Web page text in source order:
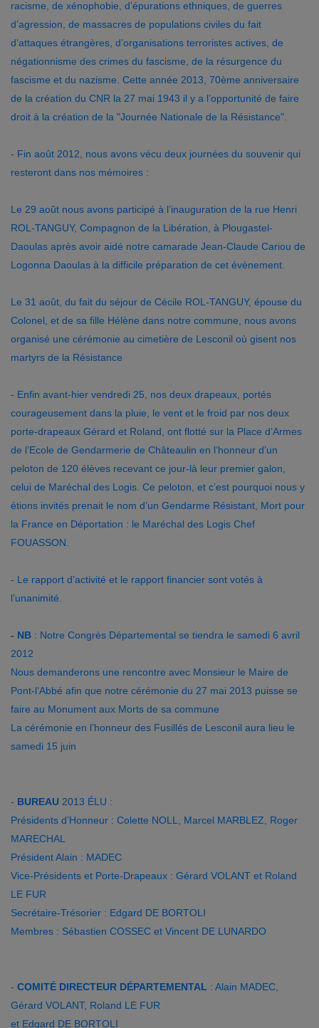
racisme, de xénophobie, d’épurations ethniques, de guerres
d’agression, de massacres de populations civiles du fait
d’attaques étrangères, d’organisations terroristes actives, de
négationnisme des crimes du fascisme, de la résurgence du
fascisme et du nazisme. Cette année 2013, 70ème anniversaire
de la création du CNR la 27 mai 1943 il y a l’opportunité de faire
droit à la création de la "Journée Nationale de la Résistance".
- Fin août 2012, nous avons vécu deux journées du souvenir qui
resteront dans nos mémoires :
Le 29 août nous avons participé à l’inauguration de la rue Henri
ROL-TANGUY, Compagnon de la Libération, à Plougastel-
Daoulas après avoir aidé notre camarade Jean-Claude Cariou de
Logonna Daoulas à la difficile préparation de cet évènement.
Le 31 août, du fait du séjour de Cécile ROL-TANGUY, épouse du
Colonel, et de sa fille Hélène dans notre commune, nous avons
organisé une cérémonie au cimetière de Lesconil où gisent nos
martyrs de la Résistance
- Enfin avant-hier vendredi 25, nos deux drapeaux, portés
courageusement dans la pluie, le vent et le froid par nos deux
porte-drapeaux Gérard et Roland, ont flotté sur la Place d’Armes
de l’Ecole de Gendarmerie de Châteaulin en l’honneur d’un
peloton de 120 élèves recevant ce jour-là leur premier galon,
celui de Maréchal des Logis. Ce peloton, et c’est pourquoi nous y
étions invités prenait le nom d’un Gendarme Résistant, Mort pour
la France en Déportation : le Maréchal des Logis Chef
FOUASSON.
- Le rapport d’activité et le rapport financier sont votés à
l’unanimité.
- NB : Notre Congrès Départemental se tiendra le samedi 6 avril
2012
Nous demanderons une rencontre avec Monsieur le Maire de
Pont-l’Abbé afin que notre cérémonie du 27 mai 2013 puisse se
faire au Monument aux Morts de sa commune
La cérémonie en l’honneur des Fusillés de Lesconil aura lieu le
samedi 15 juin
- BUREAU 2013 ÉLU :
Présidents d’Honneur : Colette NOLL, Marcel MARBLEZ, Roger
MARECHAL
Président Alain : MADEC
Vice-Présidents et Porte-Drapeaux : Gérard VOLANT et Roland
LE FUR
Secrétaire-Trésorier : Edgard DE BORTOLI
Membres : Sébastien COSSEC et Vincent DE LUNARDO
- COMITÉ DIRECTEUR DÉPARTEMENTAL : Alain MADEC,
Gérard VOLANT, Roland LE FUR
et Edgard DE BORTOLI